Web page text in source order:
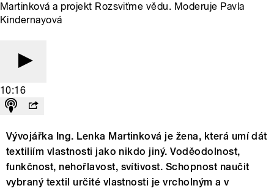
Martinková a projekt Rozsviťme vědu. Moderuje Pavla
Kindernayová
10:16
Vývojářka Ing. Lenka Martinková je žena, která umí dát
textiliím vlastnosti jako nikdo jiný. Voděodolnost,
funkčnost, nehořlavost, svítivost. Schopnost naučit
vybraný textil určité vlastnosti je vrcholným a v